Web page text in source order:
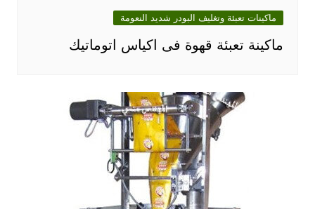
ماكينات تعبئة وتغليف البودر شديد النعومة
ماكينة تعبئة قهوة فى اكياس اتوماتيك